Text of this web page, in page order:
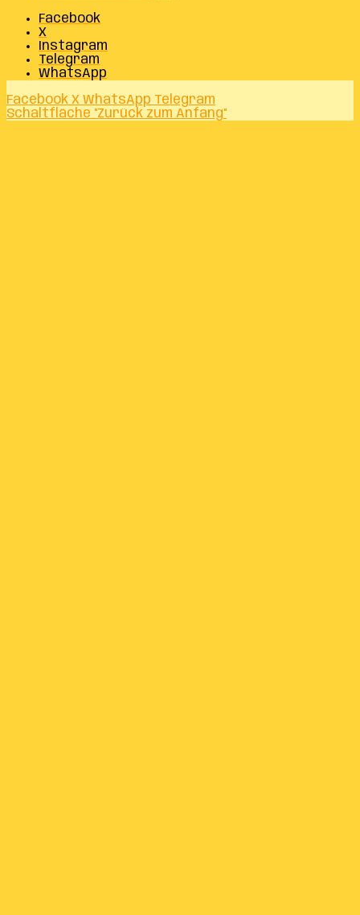
Facebook
X
Instagram
Telegram
WhatsApp
Facebook X WhatsApp Telegram
Schaltfläche "Zurück zum Anfang"